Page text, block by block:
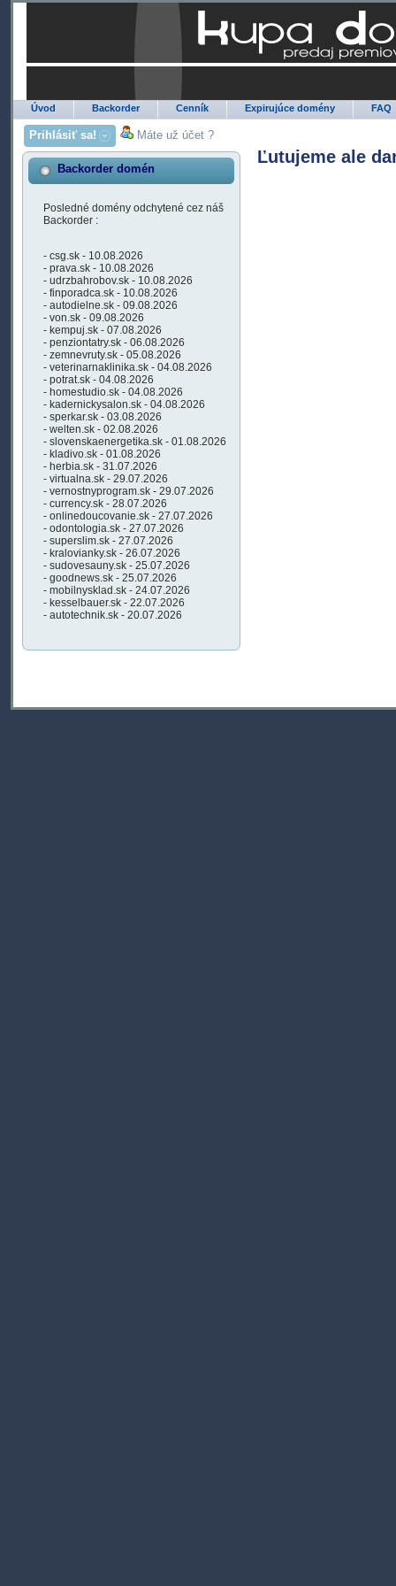
Úvod Backorder Cenník Expirujúce domény FAQ
Prihlásiť sa! Máte už účet ?
Backorder domén
Posledné domény odchytené cez náš
Backorder :
- csg.sk - 10.08.2026
- prava.sk - 10.08.2026
- udrzbahrobov.sk - 10.08.2026
- finporadca.sk - 10.08.2026
- autodielne.sk - 09.08.2026
- von.sk - 09.08.2026
- kempuj.sk - 07.08.2026
- penziontatry.sk - 06.08.2026
- zemnevruty.sk - 05.08.2026
- veterinarnaklinika.sk - 04.08.2026
- potrat.sk - 04.08.2026
- homestudio.sk - 04.08.2026
- kadernickysalon.sk - 04.08.2026
- sperkar.sk - 03.08.2026
- welten.sk - 02.08.2026
- slovenskaenergetika.sk - 01.08.2026
- kladivo.sk - 01.08.2026
- herbia.sk - 31.07.2026
- virtualna.sk - 29.07.2026
- vernostnyprogram.sk - 29.07.2026
- currency.sk - 28.07.2026
- onlinedoucovanie.sk - 27.07.2026
- odontologia.sk - 27.07.2026
- superslim.sk - 27.07.2026
- kralovianky.sk - 26.07.2026
- sudovesauny.sk - 25.07.2026
- goodnews.sk - 25.07.2026
- mobilnysklad.sk - 24.07.2026
- kesselbauer.sk - 22.07.2026
- autotechnik.sk - 20.07.2026
Ľutujeme ale